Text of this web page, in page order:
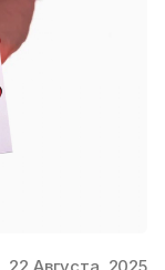
22 Августа, 2025